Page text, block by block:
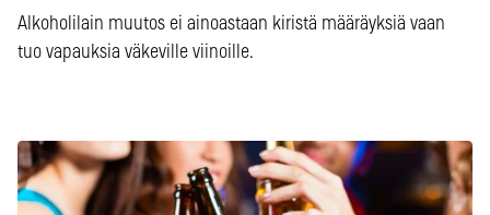
Alkoholilain muutos ei ainoastaan kiristä määräyksiä vaan
tuo vapauksia väkeville viinoille.